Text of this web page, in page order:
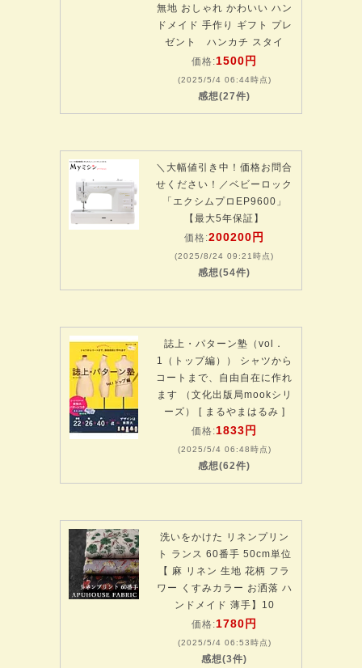
無地 おしゃれ かわいい ハン
ドメイド 手作り ギフト プレ
ゼント ハンカチ スタイ
価格:1500円
(2025/5/4 06:44時点)
感想(27件)
＼大幅値引き中！価格お問合
せください！／ベビーロック
「エクシムプロEP9600」
【最大5年保証】
価格:200200円
(2025/8/24 09:21時点)
感想(54件)
誌上・パターン塾（vol．
1（トップ編）） シャツから
コートまで、自由自在に作れ
ます （文化出版局mookシリ
ーズ） [ まるやまはるみ ]
価格:1833円
(2025/5/4 06:48時点)
感想(62件)
洗いをかけた リネンプリン
ト ランス 60番手 50cm単位
【 麻 リネン 生地 花柄 フラ
ワー くすみカラー お洒落 ハ
ンドメイド 薄手】10
価格:1780円
(2025/5/4 06:53時点)
感想(3件)